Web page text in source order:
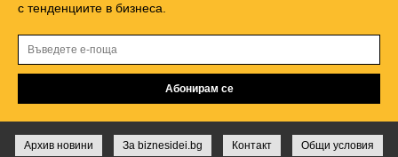
с тенденциите в бизнеса.
Архив новини За biznesidei.bg Контакт Общи условия